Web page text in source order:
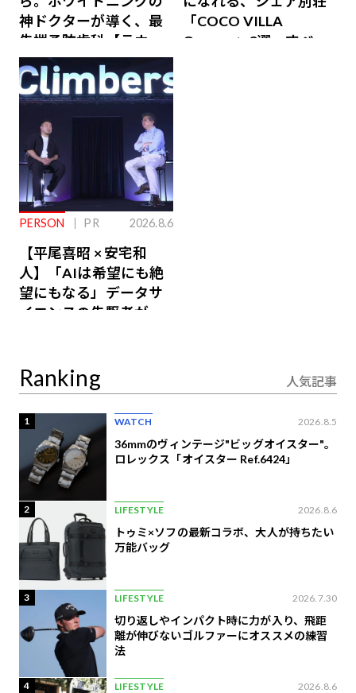
神ドクターが導く、最
先端予防歯科【ラウン
ジ会員特典あり】
「COCO VILLA
Owners」3選。すべて
PERSON PR 2026.8.6
【平尾喜昭 × 安宅和
人】「AIは希望にも絶
望にもなる」データサ
イエンスの先駆者が語
Ranking 人気記事
1 WATCH 2026.8.5
36mmのヴィンテージ"ビッグオイスター"。
ロレックス「オイスター Ref.6424」
2 LIFESTYLE 2026.8.6
トゥミ×ソフの最新コラボ、大人が持ちたい
万能バッグ
3 LIFESTYLE 2026.7.30
切り返しやインパクト時に力が入り、飛距
離が伸びないゴルファーにオススメの練習
法
4 LIFESTYLE 2026.8.6